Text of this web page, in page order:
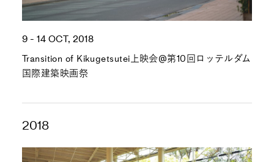
9 - 14 OCT, 2018
Transition of Kikugetsutei上映会@第10回ロッテルダム
国際建築映画祭
2018